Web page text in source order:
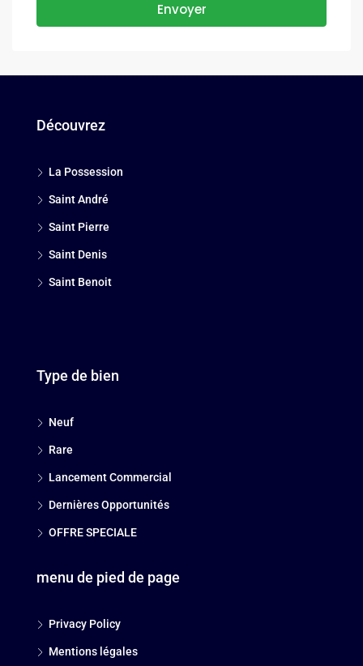
Envoyer
Découvrez
La Possession
Saint André
Saint Pierre
Saint Denis
Saint Benoit
Type de bien
Neuf
Rare
Lancement Commercial
Dernières Opportunités
OFFRE SPECIALE
menu de pied de page
Privacy Policy
Mentions légales